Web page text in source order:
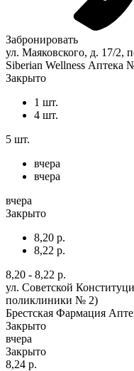
Забронировать
ул. Маяковского, д. 17/2,
Siberian Wellness Аптека
Закрыто
1 шт.
4 шт.
5 шт.
вчера
вчера
вчера
Закрыто
8,20 р.
8,22 р.
8,20 - 8,22 р.
ул. Советской
поликлиники № 2)
Брестская Фармация
Закрыто
вчера
Закрыто
8,24 р.